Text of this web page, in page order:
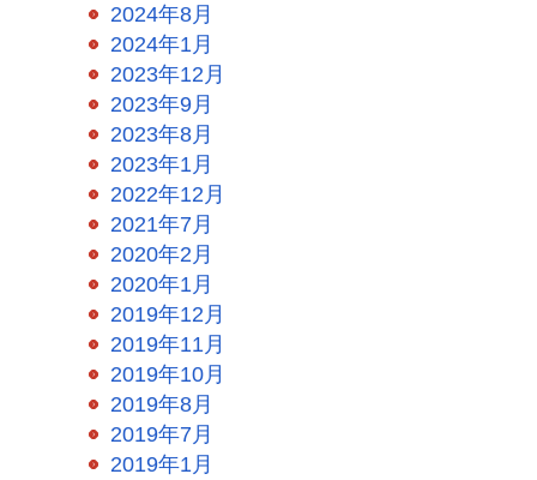
2024年8月
2024年1月
2023年12月
2023年9月
2023年8月
2023年1月
2022年12月
2021年7月
2020年2月
2020年1月
2019年12月
2019年11月
2019年10月
2019年8月
2019年7月
2019年1月